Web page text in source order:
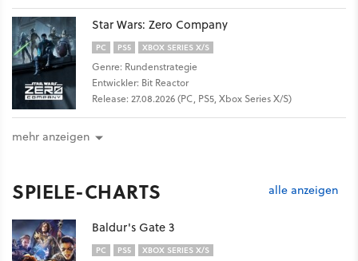
Star Wars: Zero Company
PC PS5 XBOX SERIES X/S
Genre: Rundenstrategie
Entwickler: Bit Reactor
Release: 27.08.2026 (PC, PS5, Xbox Series X/S)
mehr anzeigen
SPIELE-CHARTS alle anzeigen
Baldur's Gate 3
PC PS5 XBOX SERIES X/S